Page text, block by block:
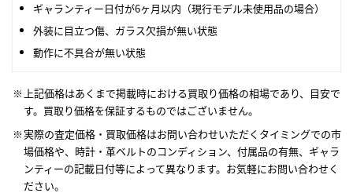
ギャランティー日付が6ヶ月以内（現行モデル未使用品の場合）
外装に目立つ傷、ガラス欠損が無い状態
動作に不具合が無い状態
上記価格はあくまで掲載時における買取り価格の相場であり、目安で
す。買取り価格を保証するものではございません。
実際の査定価格・買取価格はお問い合わせいただくタイミングでの市
場価格や、時計・革ベルトのコンディション、付属品の有無、ギャラ
ンティーの記載日付等によって異なります。お気軽にお問い合わせく
ださい。